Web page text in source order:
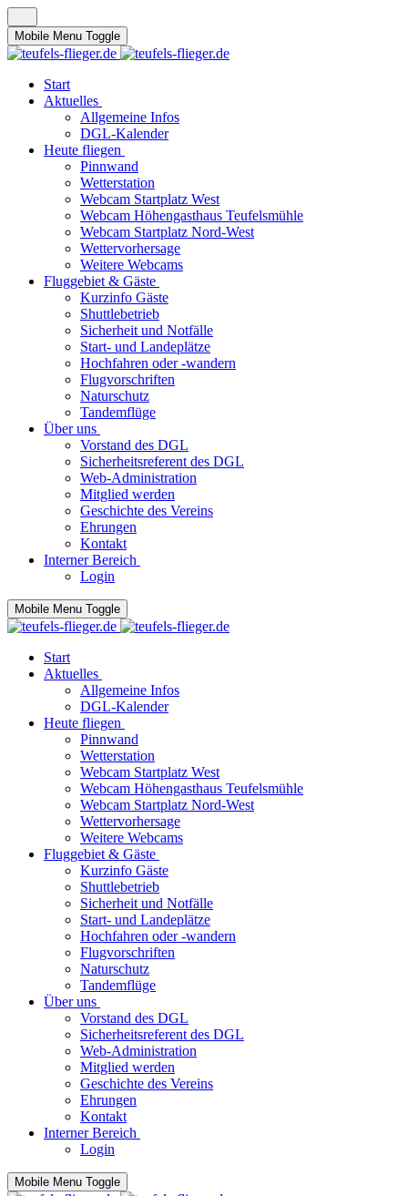
Mobile Menu Toggle
Start
Aktuelles
Allgemeine Infos
DGL-Kalender
Heute fliegen
Pinnwand
Wetterstation
Webcam Startplatz West
Webcam Höhengasthaus Teufelsmühle
Webcam Startplatz Nord-West
Wettervorhersage
Weitere Webcams
Fluggebiet & Gäste
Kurzinfo Gäste
Shuttlebetrieb
Sicherheit und Notfälle
Start- und Landeplätze
Hochfahren oder -wandern
Flugvorschriften
Naturschutz
Tandemflüge
Über uns
Vorstand des DGL
Sicherheitsreferent des DGL
Web-Administration
Mitglied werden
Geschichte des Vereins
Ehrungen
Kontakt
Interner Bereich
Login
Mobile Menu Toggle
Start
Aktuelles
Allgemeine Infos
DGL-Kalender
Heute fliegen
Pinnwand
Wetterstation
Webcam Startplatz West
Webcam Höhengasthaus Teufelsmühle
Webcam Startplatz Nord-West
Wettervorhersage
Weitere Webcams
Fluggebiet & Gäste
Kurzinfo Gäste
Shuttlebetrieb
Sicherheit und Notfälle
Start- und Landeplätze
Hochfahren oder -wandern
Flugvorschriften
Naturschutz
Tandemflüge
Über uns
Vorstand des DGL
Sicherheitsreferent des DGL
Web-Administration
Mitglied werden
Geschichte des Vereins
Ehrungen
Kontakt
Interner Bereich
Login
Mobile Menu Toggle